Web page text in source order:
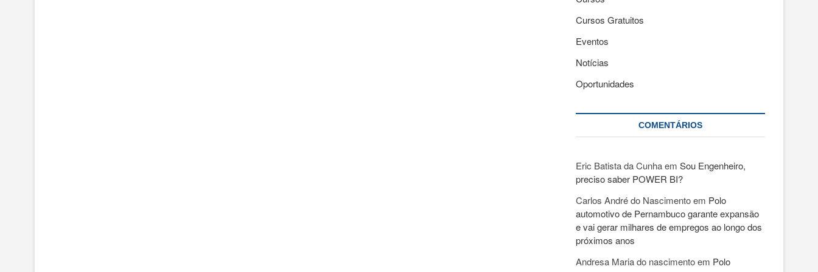
Cursos Gratuitos
Eventos
Notícias
Oportunidades
COMENTÁRIOS
Eric Batista da Cunhaem Sou Engenheiro,
preciso saber POWER BI?
Carlos André do Nascimentoem Polo
automotivo de Pernambuco garante expansão
e vai gerar milhares de empregos ao longo dos
próximos anos
Andresa Maria do nascimentoem Polo